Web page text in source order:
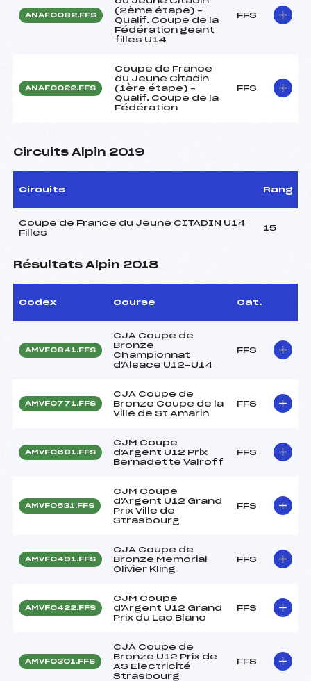
ANAF0082.FFS
(2ème étape) –
Qualif. Coupe de la
Fédération geant
filles U14
FFS
ANAF0022.FFS
Coupe de France
du Jeune Citadin
(1ère étape) –
Qualif. Coupe de la
Fédération
FFS
Circuits Alpin 2019
Circuits Rang
Coupe de France du Jeune CITADIN U14
Filles
15
Résultats Alpin 2018
Codex Course Cat.
AMVF0841.FFS
CJA Coupe de
Bronze
Championnat
d'Alsace U12-U14
FFS
AMVF0771.FFS
CJA Coupe de
Bronze Coupe de la
Ville de St Amarin
FFS
AMVF0681.FFS
CJM Coupe
d'Argent U12 Prix
Bernadette Valroff
FFS
AMVF0531.FFS
CJM Coupe
d'Argent U12 Grand
Prix Ville de
Strasbourg
FFS
AMVF0491.FFS
CJA Coupe de
Bronze Memorial
Olivier Kling
FFS
AMVF0422.FFS
CJM Coupe
d'Argent U12 Grand
Prix du Lac Blanc
FFS
AMVF0301.FFS
CJA Coupe de
Bronze U12 Prix de
AS Electricité
Strasbourg
FFS